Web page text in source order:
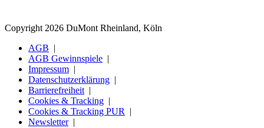
Copyright 2026 DuMont Rheinland, Köln
AGB
AGB Gewinnspiele
Impressum
Datenschutzerklärung
Barrierefreiheit
Cookies & Tracking
Cookies & Tracking PUR
Newsletter